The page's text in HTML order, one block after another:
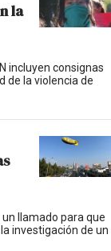
la
incluyen consignas
de la violencia de
llamado para que
investigación de un